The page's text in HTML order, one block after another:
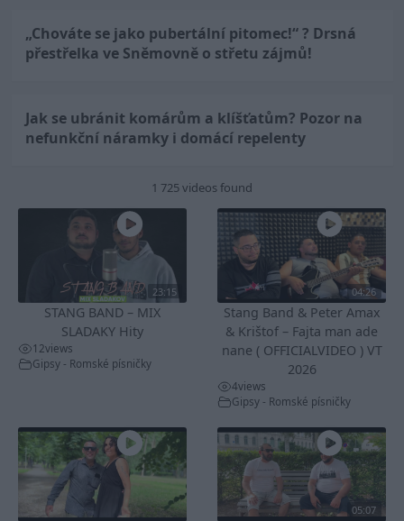
„Chováte se jako pubertální pitomec!“ ? Drsná
přestřelka ve Sněmovně o střetu zájmů!
Jak se ubránit komárům a klíšťatům? Pozor na
nefunkční náramky i domácí repelenty
1 725 videos found
23:15
STANG BAND – MIX
SLADAKY Hity
12views
Gipsy - Romské písničky
04:26
Stang Band & Peter Amax
& Krištof – Fajta man ade
nane ( OFFICIALVIDEO ) VT
2026
4views
Gipsy - Romské písničky
05:07